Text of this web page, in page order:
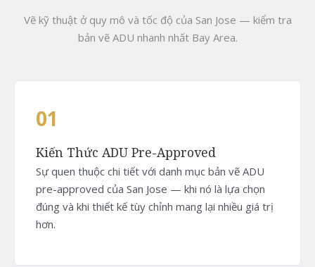
Vẽ kỹ thuật ở quy mô và tốc độ của San Jose — kiểm tra
bản vẽ ADU nhanh nhất Bay Area.
01
Kiến Thức ADU Pre-Approved
Sự quen thuộc chi tiết với danh mục bản vẽ ADU
pre-approved của San Jose — khi nó là lựa chọn
đúng và khi thiết kế tùy chỉnh mang lại nhiều giá trị
hơn.